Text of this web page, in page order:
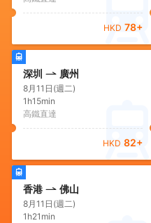
HKD 78+
深圳 廣州
8月11日(週二)
1h15min
高鐵直達
HKD 82+
香港 佛山
8月11日(週二)
1h21min